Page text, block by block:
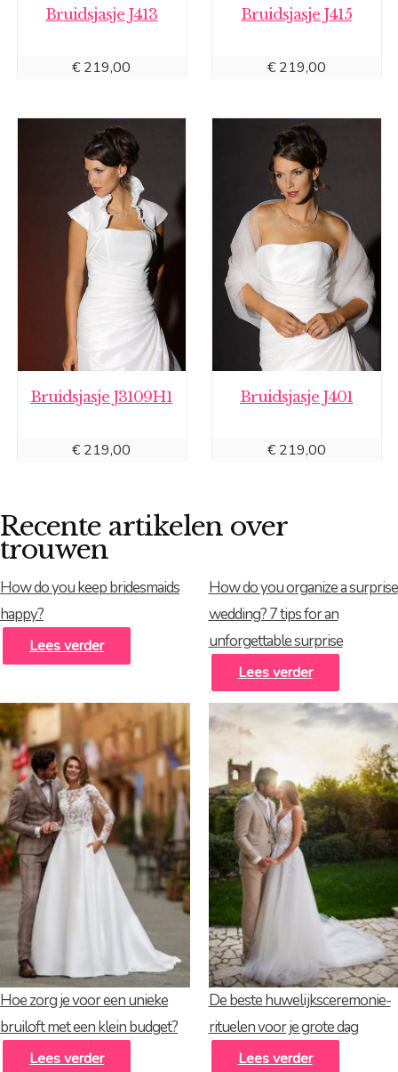
Bruidsjasje J413
€219,00
Bruidsjasje J415
€219,00
Bruidsjasje J3109H1
€219,00
Bruidsjasje J401
€219,00
Recente artikelen over
trouwen
How do you keep bridesmaids
happy?
Lees verder
How do you organize a surprise
wedding? 7 tips for an
unforgettable surprise
Lees verder
Hoe zorg je voor een unieke
bruiloft met een klein budget?
Lees verder
De beste huwelijksceremonie-
rituelen voor je grote dag
Lees verder